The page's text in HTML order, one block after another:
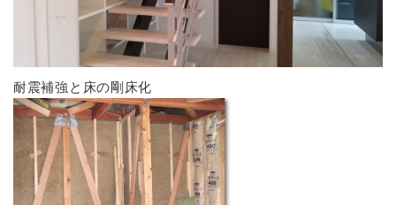
耐震補強と床の剛床化